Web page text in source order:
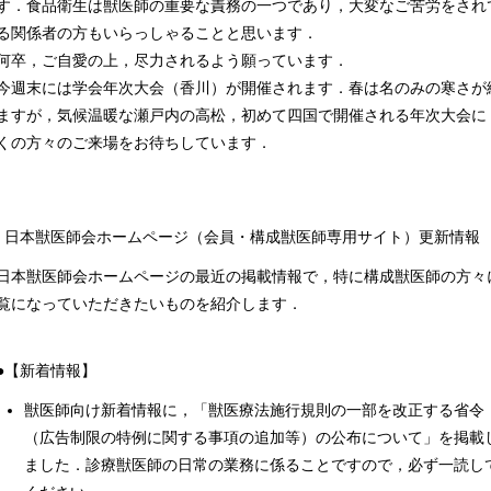
．食品衛生は獣医師の重要な責務の一つであり，大変なご苦労をされ
関係者の方もいらっしゃることと思います．
卒，ご自愛の上，尽力されるよう願っています．
週末には学会年次大会（香川）が開催されます．春は名のみの寒さが
すが，気候温暖な瀬戸内の高松，初めて四国で開催される年次大会に
の方々のご来場をお待ちしています．
本獣医師会ホームページ（会員・構成獣医師専用サイト）更新情
本獣医師会ホームページの最近の掲載情報で，特に構成獣医師の方々
になっていただきたいものを紹介します．
新着情報】
獣医師向け新着情報に，「獣医療法施行規則の一部を改正する省令
（広告制限の特例に関する事項の追加等）の公布について」を掲載
ました．診療獣医師の日常の業務に係ることですので，必ず一読し